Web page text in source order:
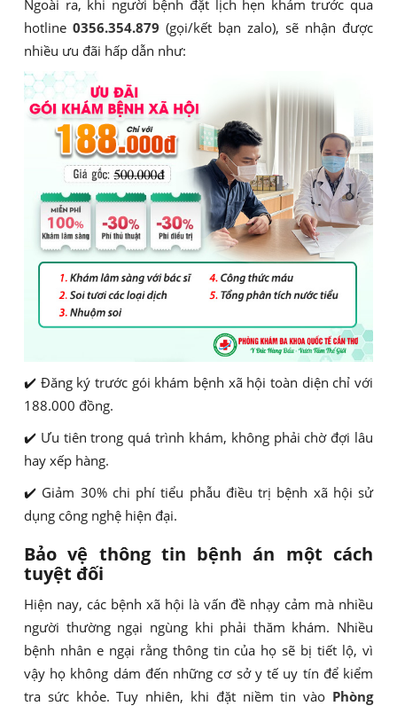
Ngoài ra, khi người bệnh đặt lịch hẹn khám trước qua
hotline 0356.354.879 (gọi/kết bạn zalo), sẽ nhận được
nhiều ưu đãi hấp dẫn như:
✔️ Đăng ký trước gói khám bệnh xã hội toàn diện chỉ với
188.000 đồng.
✔️ Ưu tiên trong quá trình khám, không phải chờ đợi lâu
hay xếp hàng.
✔️ Giảm 30% chi phí tiểu phẫu điều trị bệnh xã hội sử
dụng công nghệ hiện đại.
Bảo vệ thông tin bệnh án một cách
tuyệt đối
Hiện nay, các bệnh xã hội là vấn đề nhạy cảm mà nhiều
người thường ngại ngùng khi phải thăm khám. Nhiều
bệnh nhân e ngại rằng thông tin của họ sẽ bị tiết lộ, vì
vậy họ không dám đến những cơ sở y tế uy tín để kiểm
tra sức khỏe. Tuy nhiên, khi đặt niềm tin vào Phòng